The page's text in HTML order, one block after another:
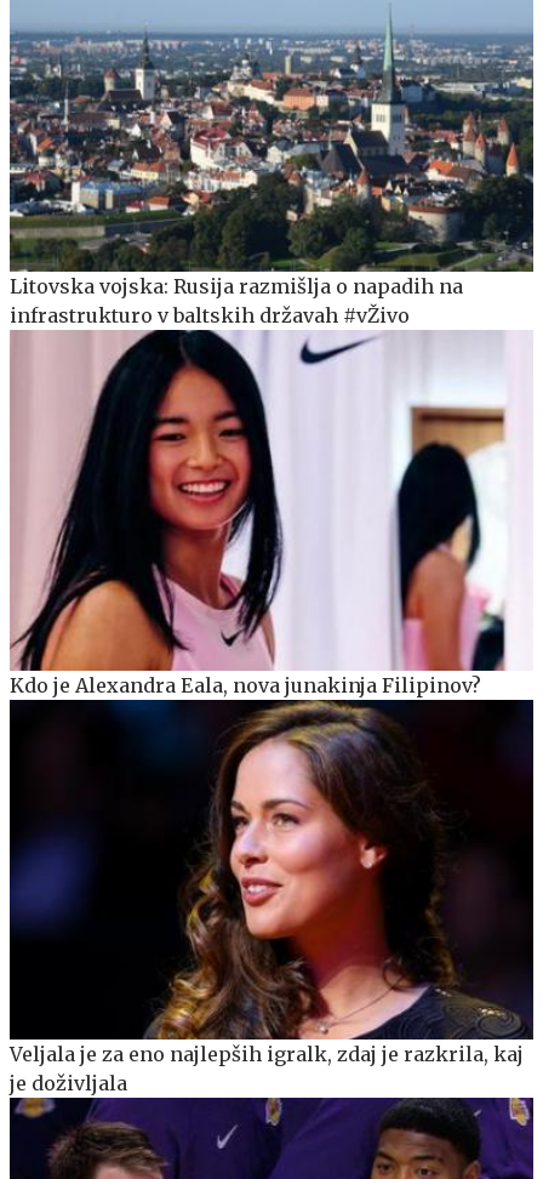
Litovska vojska: Rusija razmišlja o napadih na
infrastrukturo v baltskih državah #vŽivo
Kdo je Alexandra Eala, nova junakinja Filipinov?
Veljala je za eno najlepših igralk, zdaj je razkrila, kaj
je doživljala